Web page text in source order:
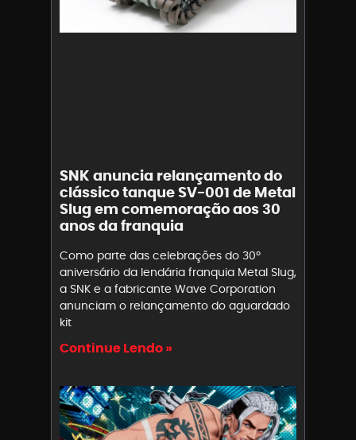
SNK anuncia relançamento do
clássico tanque SV-001 de Metal
Slug em comemoração aos 30
anos da franquia
Como parte das celebrações do 30º
aniversário da lendária franquia Metal Slug,
a SNK e a fabricante Wave Corporation
anunciam o relançamento do aguardado
kit
Continue Lendo »